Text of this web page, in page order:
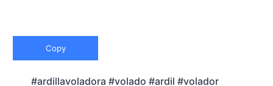
Copy
#ardillavoladora #volado #ardil #volador